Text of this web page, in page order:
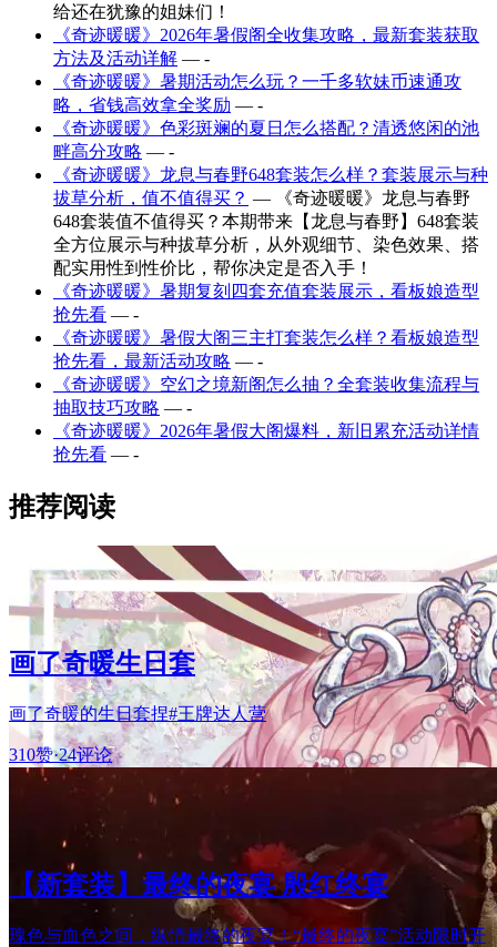
给还在犹豫的姐妹们！
《奇迹暖暖》2026年暑假阁全收集攻略，最新套装获取
方法及活动详解 — -
《奇迹暖暖》暑期活动怎么玩？一千多软妹币速通攻
略，省钱高效拿全奖励 — -
《奇迹暖暖》色彩斑斓的夏日怎么搭配？清透悠闲的池
畔高分攻略 — -
《奇迹暖暖》龙息与春野648套装怎么样？套装展示与种
拔草分析，值不值得买？ — 《奇迹暖暖》龙息与春野
648套装值不值得买？本期带来【龙息与春野】648套装
全方位展示与种拔草分析，从外观细节、染色效果、搭
配实用性到性价比，帮你决定是否入手！
《奇迹暖暖》暑期复刻四套充值套装展示，看板娘造型
抢先看 — -
《奇迹暖暖》暑假大阁三主打套装怎么样？看板娘造型
抢先看，最新活动攻略 — -
《奇迹暖暖》空幻之境新阁怎么抽？全套装收集流程与
抽取技巧攻略 — -
《奇迹暖暖》2026年暑假大阁爆料，新旧累充活动详情
抢先看 — -
推荐阅读
画了奇暖生日套
画了奇暖的生日套捏#王牌达人营
310赞·24评论
【新套装】最终的夜宴 殷红终宴
瑰色与血色之间，纵情最终的夜宴！“最终的夜宴”活动限时开